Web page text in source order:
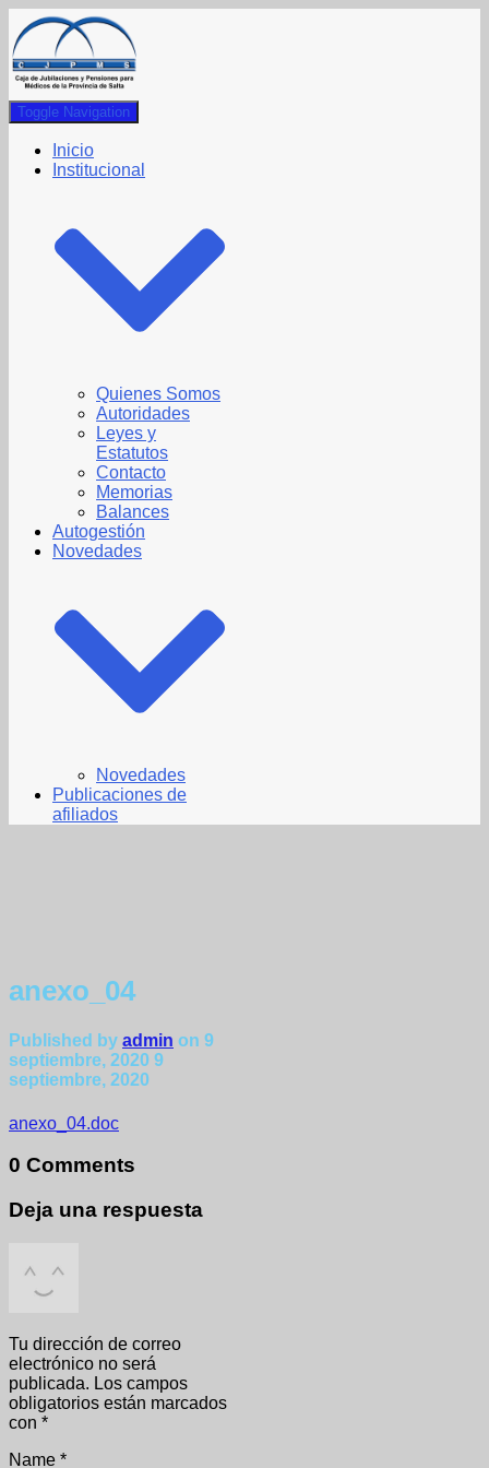
Toggle Navigation
Inicio
Institucional
Quienes Somos
Autoridades
Leyes y
Estatutos
Contacto
Memorias
Balances
Autogestión
Novedades
Novedades
Publicaciones de
afiliados
anexo_04
Published by admin on 9
septiembre, 2020 9
septiembre, 2020
anexo_04.doc
0 Comments
Deja una respuesta
Tu dirección de correo
electrónico no será
publicada. Los campos
obligatorios están marcados
con *
Name *